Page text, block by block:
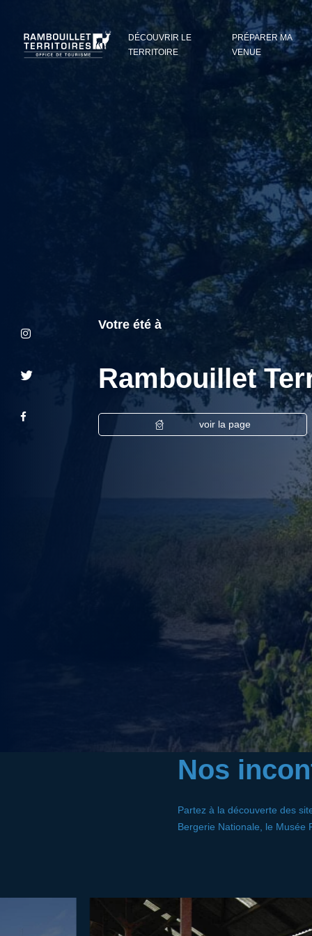
DÉCOUVRIR LE
TERRITOIRE
PRÉPARER MA
VENUE
Votre été à
Rambouillet
voir la page
Nos
Partez à la découverte des
Bergerie Nationale, le Musée